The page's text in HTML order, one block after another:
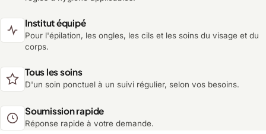
Institut équipé
Pour l'épilation, les ongles, les cils et les soins du visage et du
corps.
Tous les soins
D'un soin ponctuel à un suivi régulier, selon vos besoins.
Soumission rapide
Réponse rapide à votre demande.